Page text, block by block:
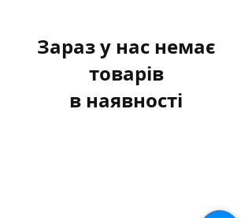
Зараз у нас немає
товарів
в наявності